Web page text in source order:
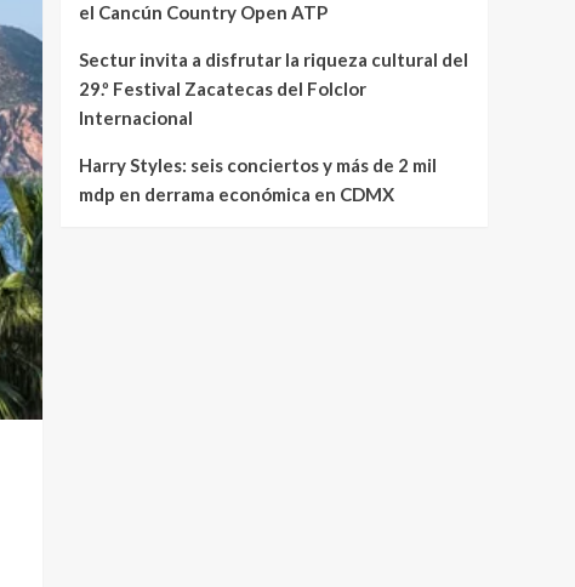
el Cancún Country Open ATP
Sectur invita a disfrutar la riqueza cultural del
29.º Festival Zacatecas del Folclor
Internacional
Harry Styles: seis conciertos y más de 2 mil
mdp en derrama económica en CDMX